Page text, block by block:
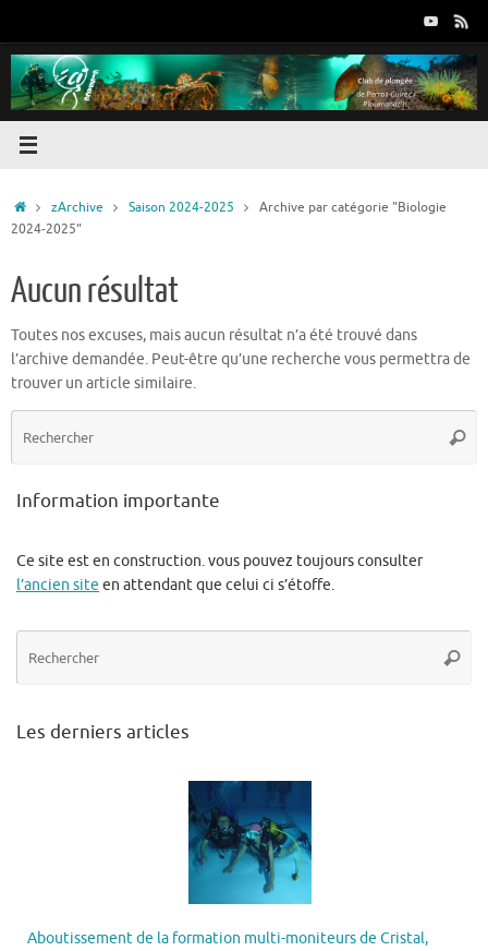
contenu
Accueil
zArchive Saison 2024-2025
Archive par catégorie "Biologie
2024-2025"
Aucun résultat
Toutes nos excuses, mais aucun résultat n’a été trouvé dans
l’archive demandée. Peut-être qu’une recherche vous permettra de
trouver un article similaire.
Information importante
Ce site est en construction. vous pouvez toujours consulter
l’ancien site en attendant que celui ci s’étoffe.
Les derniers articles
Aboutissement de la formation multi-moniteurs de Cristal,